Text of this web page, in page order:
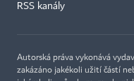
RSS kanály
Autorská práva vykonává
zakázáno jakékoli užití částí